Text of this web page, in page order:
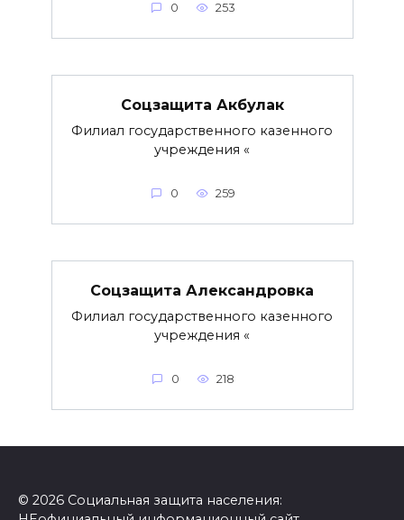
0 253
Соцзащита Акбулак
Филиал государственного казенного
учреждения «
0 259
Соцзащита Александровка
Филиал государственного казенного
учреждения «
0 218
© 2026 Социальная защита населения: